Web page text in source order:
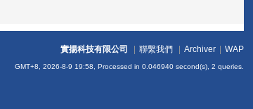
實揚科技有限公司 聯繫我們 Archiver WAP
GMT+8, 2026-8-9 19:58, Processed in 0.046940 second(s), 2 queries.